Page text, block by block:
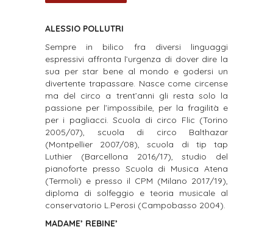
ALESSIO POLLUTRI
Sempre in bilico fra diversi linguaggi
espressivi affronta l’urgenza di dover dire la
sua per star bene al mondo e godersi un
divertente trapassare. Nasce come circense
ma del circo a trent’anni gli resta solo la
passione per l’impossibile, per la fragilità e
per i pagliacci. Scuola di circo Flic (Torino
2005/07), scuola di circo Balthazar
(Montpellier 2007/08), scuola di tip tap
Luthier (Barcellona 2016/17), studio del
pianoforte presso Scuola di Musica Atena
(Termoli) e presso il CPM (Milano 2017/19),
diploma di solfeggio e teoria musicale al
conservatorio L.Perosi (Campobasso 2004).
MADAME’ REBINE’